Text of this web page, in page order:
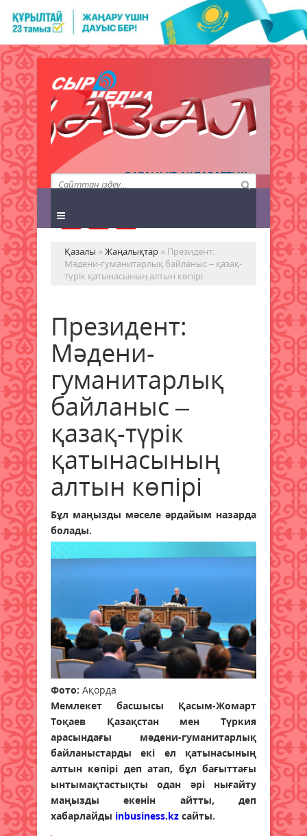
QAZALY.KZ АҚПАРАТТЫҚ
АГЕНТТІГІ
Қазалы »Жаңалықтар » Президент:
Мәдени-гуманитарлық байланыс – қазақ-
түрік қатынасының алтын көпірі
Президент:
Мәдени-
гуманитарлық
байланыс –
қазақ-түрік
қатынасының
алтын көпірі
Бұл маңызды мәселе әрдайым назарда
болады.
Фото: Ақорда
Мемлекет басшысы Қасым-Жомарт
Тоқаев Қазақстан мен Түркия
арасындағы мәдени-гуманитарлық
байланыстарды екі ел қатынасының
алтын көпірі деп атап, бұл бағыттағы
ынтымақтастықты одан әрі нығайту
маңызды екенін айтты, деп
хабарлайды inbusiness.kz сайты.